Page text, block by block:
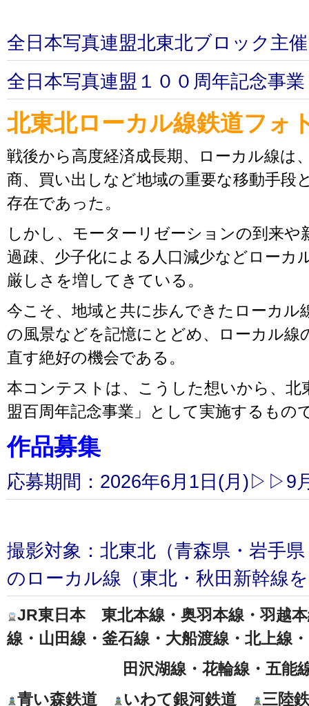
全日本写真連盟北東北ブロック主催
全日本写真連盟１００周年記念事業
北東北ローカル線鉄道フォ
戦後から高度経済成長期、ローカル線は
商、買い出しなど地域の重要な移動手段
存在であった。
しかし、モーターリゼーションの到来や
過疎、少子化による人口減少などローカ
厳しさを増してきている。
今こそ、地域と共に歩んできたローカル
の風景などを記憶にとどめ、ローカル線
直す絶好の機会である。
本コンテストは、こうした想いから、北
盟百周年記念事業」として実施するもの
作品募集
応募期間：2026年6月1日(月)▷▷9
撮影対象：北東北（青森県・岩手
のローカル線（東北・秋田新幹線
JR東日本 東北本線・奥羽本線・羽越
線・山田線・釜石線・大船渡線・北上線・
田沢湖線・花輪線・五能線
青い森鉄道
いわて銀河鉄道 三陸